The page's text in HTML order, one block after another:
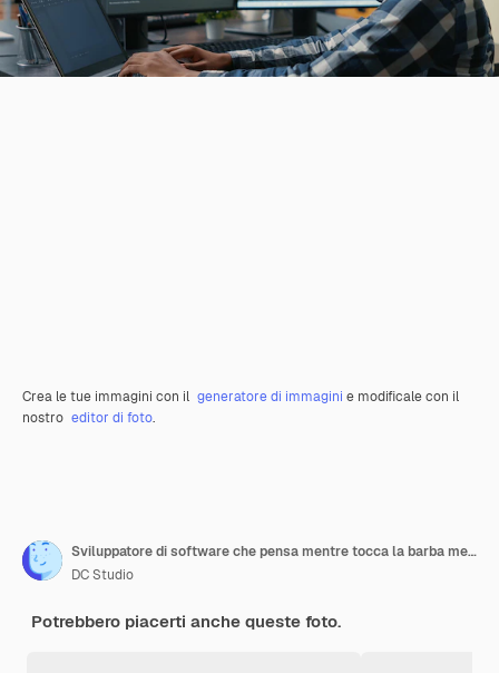
Crea le tue immagini con il generatore di immagini e modificale con il
nostro editor di foto.
Sviluppatore di software che pensa mentre tocca la barba mentre digita sul laptop seduto alla scrivania con più schermi che analizzano il codice. Amministratore del database concentrato che lavora con la codifica del team in background.
DC Studio
Potrebbero piacerti anche queste foto.